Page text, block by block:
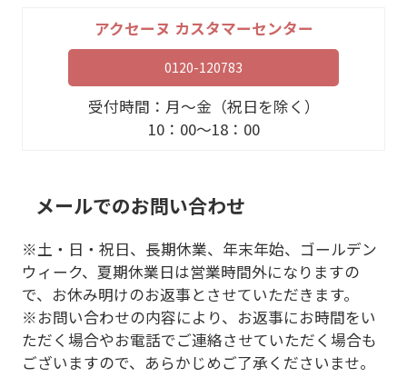
アクセーヌ カスタマーセンター
0120-120783
受付時間：月～金（祝日を除く）
10：00～18：00
メールでのお問い合わせ
※土・日・祝日、長期休業、年末年始、ゴールデン
ウィーク、夏期休業日は営業時間外になりますの
で、お休み明けのお返事とさせていただきます。
※お問い合わせの内容により、お返事にお時間をい
ただく場合やお電話でご連絡させていただく場合も
ございますので、あらかじめご了承くださいませ。